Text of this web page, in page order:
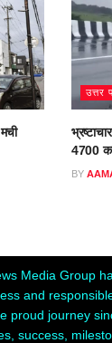
उत्तर
4700
BY
Media Group
and
proud journey
success,